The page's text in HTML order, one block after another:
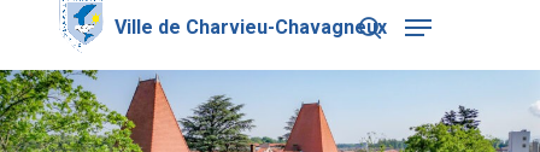
content
search
Menu
Close